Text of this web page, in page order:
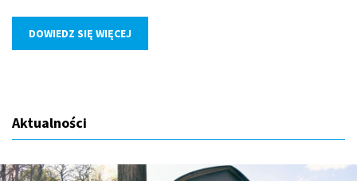
DOWIEDZ SIĘ WIĘCEJ
Aktualności